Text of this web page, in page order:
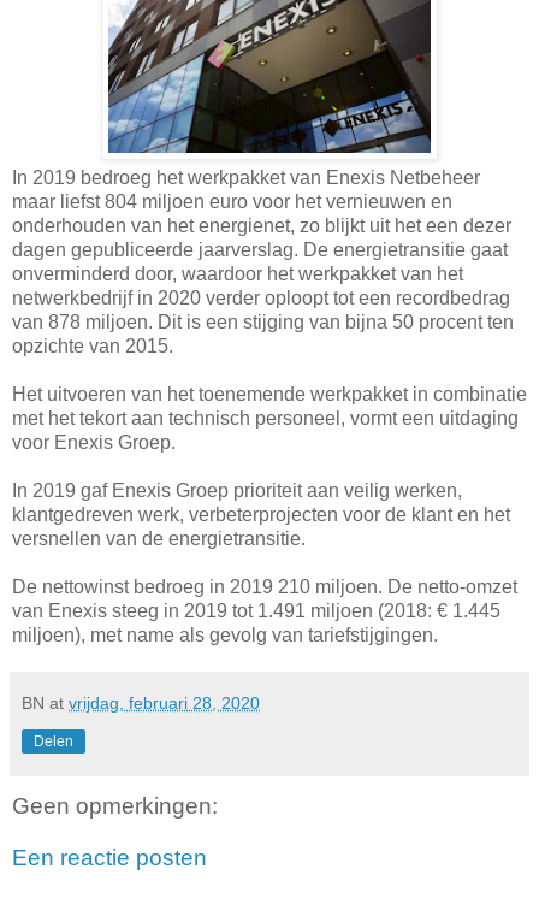
In 2019 bedroeg het werkpakket van Enexis Netbeheer
maar liefst 804 miljoen euro voor het vernieuwen en
onderhouden van het energienet, zo blijkt uit het een dezer
dagen gepubliceerde jaarverslag. De energietransitie gaat
onverminderd door, waardoor het werkpakket van het
netwerkbedrijf in 2020 verder oploopt tot een recordbedrag
van 878 miljoen. Dit is een stijging van bijna 50 procent ten
opzichte van 2015.
Het uitvoeren van het toenemende werkpakket in combinatie
met het tekort aan technisch personeel, vormt een uitdaging
voor Enexis Groep.
In 2019 gaf Enexis Groep prioriteit aan veilig werken,
klantgedreven werk, verbeterprojecten voor de klant en het
versnellen van de energietransitie.
De nettowinst bedroeg in 2019 210 miljoen. De netto-omzet
van Enexis steeg in 2019 tot 1.491 miljoen (2018: € 1.445
miljoen), met name als gevolg van tariefstijgingen.
BN at vrijdag, februari 28, 2020
Delen
Geen opmerkingen:
Een reactie posten